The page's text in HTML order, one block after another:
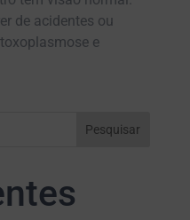
de acidentes ou
e
Pesquisar